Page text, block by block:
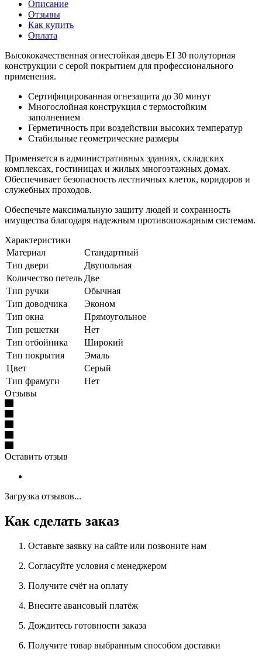
Описание
Отзывы
Как купить
Оплата
Высококачественная огнестойкая дверь EI 30 полуторная
конструкции с серой покрытием для профессионального
применения.
Сертифицированная огнезащита до 30 минут
Многослойная конструкция с термостойким
заполнением
Герметичность при воздействии высоких температур
Стабильные геометрические размеры
Применяется в административных зданиях, складских
комплексах, гостиницах и жилых многоэтажных домах.
Обеспечивает безопасность лестничных клеток, коридоров и
служебных проходов.
Обеспечьте максимальную защиту людей и сохранность
имущества благодаря надежным противопожарным системам.
Характеристики
Материал
Стандартный
Тип двери
Двупольная
Количество петель Две
Тип ручки
Обычная
Тип доводчика
Эконом
Тип окна
Прямоугольное
Тип решетки
Нет
Тип отбойника
Широкий
Тип покрытия
Эмаль
Цвет
Серый
Тип фрамуги
Нет
Отзывы
Оставить отзыв
Загрузка отзывов...
Как сделать заказ
Оставьте заявку на сайте или позвоните нам
Согласуйте условия с менеджером
Получите счёт на оплату
Внесите авансовый платёж
Дождитесь готовности заказа
Получите товар выбранным способом доставки